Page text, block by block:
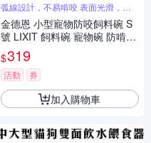
弧線設計，不易啃咬 表面光滑，容
易清潔
金德恩 小型寵物防咬飼料碗 S
號 LIXIT 飼料碗 寵物碗 防啃碗
防咬碗 點心碗 點心碗 飼料碗
餵食碗
$319
活動 券
加入購物車